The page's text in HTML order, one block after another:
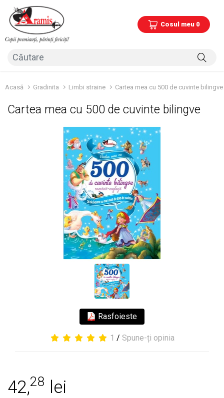
Cosul meu 0
Acasă Gradinita Limbi straine Cartea mea cu 500 de cuvinte bilingve
Cartea mea cu 500 de cuvinte bilingve
Rasfoieste
1 / Spune-ți opinia
42,28 lei